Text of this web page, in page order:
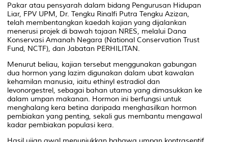
Pakar atau pensyarah dalam bidang Pengurusan Hidupan
Liar, FPV UPM, Dr. Tengku Rinalfi Putra Tengku Azizan,
telah membentangkan kaedah kajian yang dijalankan
menerusi projek di bawah tajaan NRES, melalui Dana
Konservasi Amanah Negara (National Conservation Trust
Fund, NCTF), dan Jabatan PERHILITAN.
Menurut beliau, kajian tersebut menggunakan gabungan
dua hormon yang lazim digunakan dalam ubat kawalan
kehamilan manusia, iaitu ethinyl estradiol dan
levonorgestrel, sebagai bahan utama yang dimasukkan ke
dalam umpan makanan. Hormon ini berfungsi untuk
menghalang kera betina daripada menghasilkan hormon
pembiakan yang penting, sekali gus membantu mengawal
kadar pembiakan populasi kera.